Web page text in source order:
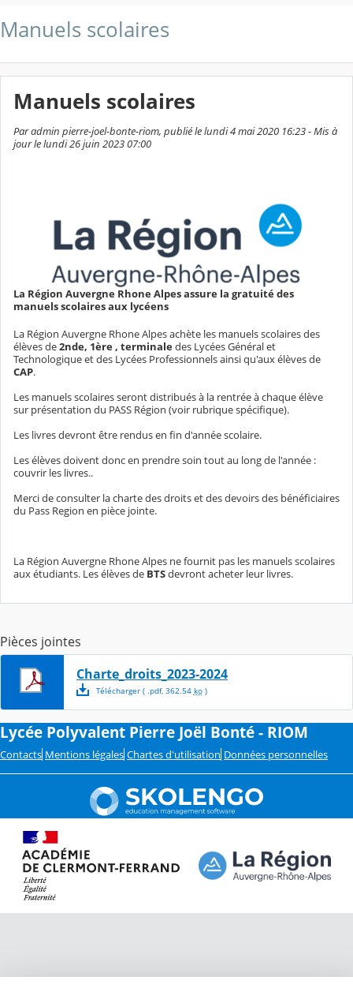
Manuels scolaires
Manuels scolaires
Par admin pierre-joel-bonte-riom, publié le lundi 4 mai 2020 16:23 - Mis à
jour le lundi 26 juin 2023 07:00
La Région Auvergne Rhone Alpes assure la gratuité des
manuels scolaires aux lycéens
La Région Auvergne Rhone Alpes achète les manuels scolaires des
élèves de2nde, 1ère , terminaledes Lycées Général et
Technologique et des Lycées Professionnels ainsi qu'aux élèves de
CAP.
Les manuels scolaires seront distribués à la rentrée à chaque élève
sur présentation du PASS Région (voir rubrique spécifique).
Les livres devront être rendus en fin d'année scolaire.
Les élèves doivent donc en prendre soin tout au long de l'année :
couvrir les livres..
Merci de consulter la charte des droits et des devoirs des bénéficiaires
du Pass Region en pièce jointe.
La Région Auvergne Rhone Alpes ne fournit pas les manuels scolaires
aux étudiants. Les élèves de BTSdevront acheter leur livres.
Pièces jointes
Charte_droits_2023-2024
Télécharger( .pdf, 362.54 ko)
Lycée Polyvalent Pierre Joël Bonté - RIOM
Contacts Mentions légales Chartes d'utilisation Données personnelles